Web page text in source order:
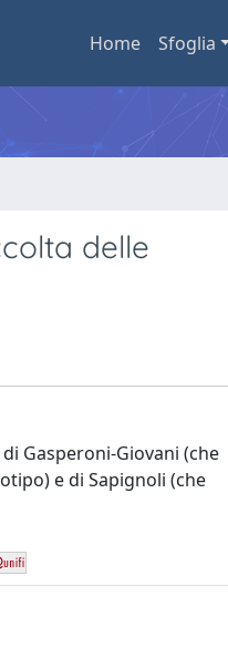
Home Sfoglia
delle
Gasperoni-Giovani (che
e di Sapignoli (che